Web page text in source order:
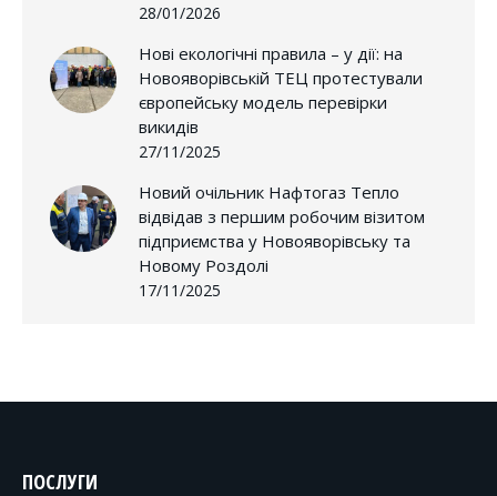
28/01/2026
Нові екологічні правила – у дії: на
Новояворівській ТЕЦ протестували
європейську модель перевірки
викидів
27/11/2025
Новий очільник Нафтогаз Тепло
відвідав з першим робочим візитом
підприємства у Новояворівську та
Новому Роздолі
17/11/2025
ПОСЛУГИ